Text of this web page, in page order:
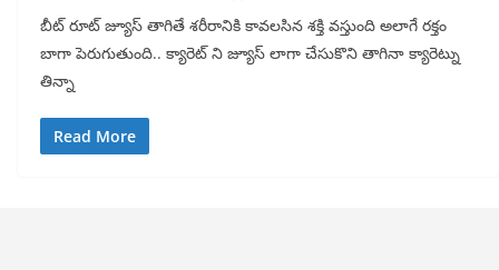
బీట్ రూట్ జ్యూస్ తాగితే శరీరానికి కావలసిన శక్తి వస్తుంది అలాగే రక్తం
బాగా పెరుగుతుంది.. క్యారెట్ ని జ్యూస్ లాగా చేసుకొని తాగినా క్యారెట్ను
తిన్నా
Read More